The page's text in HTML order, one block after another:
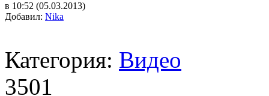
в 10:52 (05.03.2013)
Добавил: Nika
Категория: Видео
3501